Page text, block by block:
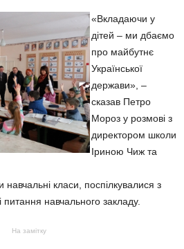
«Вкладаючи у
дітей – ми дбаємо
про майбутнє
Української
держави», –
сказав Петро
Мороз у розмові з
директором школи
Іриною Чиж та
навчальні класи, поспілкувалися з
навчального закладу.
На замітку